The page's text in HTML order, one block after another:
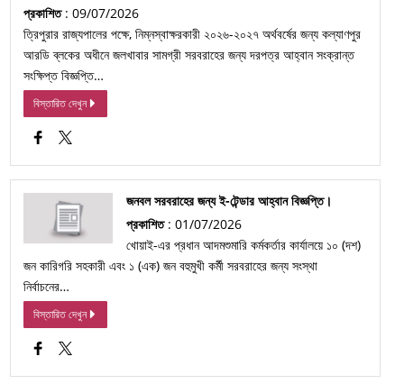
প্রকাশিত: 09/07/2026
ত্রিপুরার রাজ্যপালের পক্ষে, নিম্নস্বাক্ষরকারী ২০২৬-২০২৭ অর্থবর্ষের জন্য কল্যাণপুর
আরডি ব্লকের অধীনে জলখাবার সামগ্রী সরবরাহের জন্য দরপত্র আহ্বান সংক্রান্ত
সংক্ষিপ্ত বিজ্ঞপ্তি…
বিস্তারিত দেখুন
জনবল সরবরাহের জন্য ই-টেন্ডার আহ্বান বিজ্ঞপ্তি।
প্রকাশিত: 01/07/2026
খোয়াই-এর প্রধান আদমশুমারি কর্মকর্তার কার্যালয়ে ১০ (দশ)
জন কারিগরি সহকারী এবং ১ (এক) জন বহুমুখী কর্মী সরবরাহের জন্য সংস্থা
নির্বাচনের…
বিস্তারিত দেখুন